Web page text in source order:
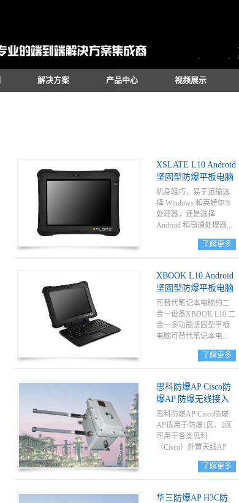
解决方案 产品中心 视频展示
XSLATE L10 Android
坚固型防爆平板电脑
机身轻巧，易于运输选
择 Windows 和英特尔®
处理器，还是选择
Android 和高通处理器...
LTE 网卡（Windows 选
配）可根据需要进行提
速，提供比前几代更快
的下载和上传速度。
了解更多
XBOOK L10 Android
坚固型防爆平板电脑
可替代笔记本电脑的二
合一设备XBOOK L10 二
合一多功能坚固型平板
电脑可替代笔记本电...
全的可拆卸键盘，用户
可在车箱背面或办公桌
上使用此平板轻松输入
长格式的数据。随附的
手带配有集成支架，工
作人员可在移动过程中
紧密收合此支架，然后
脑，此手带也可根据手
了解更多
思科防爆AP Cisco防
爆AP 防爆无线接入
点
思科防爆AP Cisco防爆
AP适用于防爆1区、2区
可用于各类思科
（Cisco）外置天线AP
了解更多
华三防爆AP H3C防